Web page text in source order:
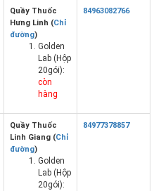
Quầy Thuốc
Hưng Linh (Chỉ
đường)
Golden
Lab (Hộp
20gói):
còn
hàng
84963082766
Quầy Thuốc
Linh Giang (Chỉ
đường)
Golden
Lab (Hộp
20gói):
84977378857